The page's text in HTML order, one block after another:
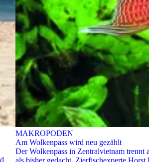
MAKROPODEN
Am Wolkenpass wird neu gezählt
Der Wolkenpass in Zentralvietnam trennt
als bisher gedacht. Zierfischexperte